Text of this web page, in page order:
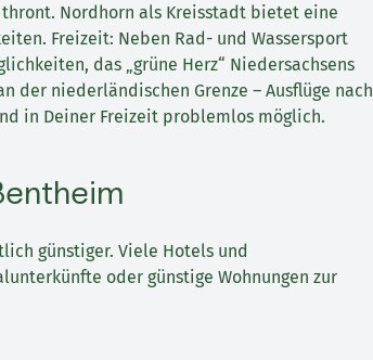
Nordhorn als Kreisstadt bietet eine
Freizeit: Neben Rad- und Wassersport
das „grüne Herz“ Niedersachsens
der niederländischen Grenze – Ausflüge nach
in Deiner Freizeit problemlos möglich.
günstiger. Viele Hotels und
oder günstige Wohnungen zur